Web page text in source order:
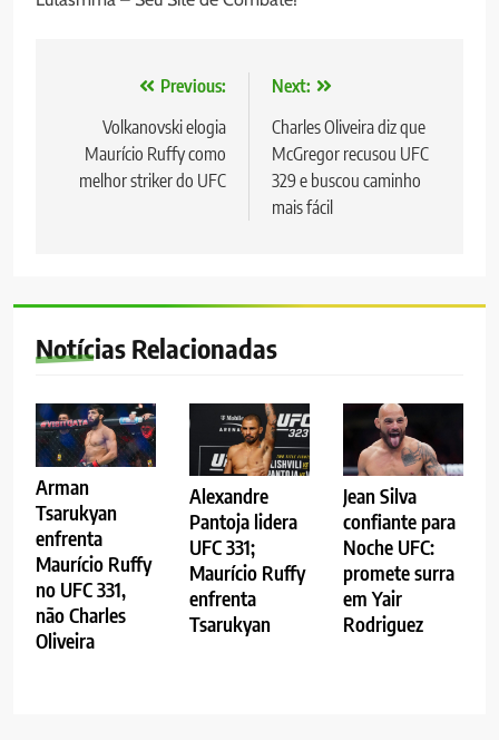
Navegação
Post
Previous:
Volkanovski elogia
Maurício Ruffy como
melhor striker do UFC
Next:
Charles Oliveira diz que
McGregor recusou UFC
329 e buscou caminho
mais fácil
Notícias Relacionadas
Arman
Tsarukyan
enfrenta
Maurício Ruffy
no UFC 331,
não Charles
Oliveira
Alexandre
Pantoja lidera
UFC 331;
Maurício Ruffy
enfrenta
Tsarukyan
Jean Silva
confiante para
Noche UFC:
promete surra
em Yair
Rodriguez